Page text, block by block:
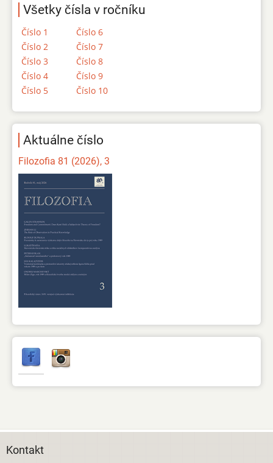
Všetky čísla v ročníku
Číslo 1
Číslo 2
Číslo 3
Číslo 4
Číslo 5
Číslo 6
Číslo 7
Číslo 8
Číslo 9
Číslo 10
Aktuálne číslo
Filozofia 81 (2026), 3
Kontakt